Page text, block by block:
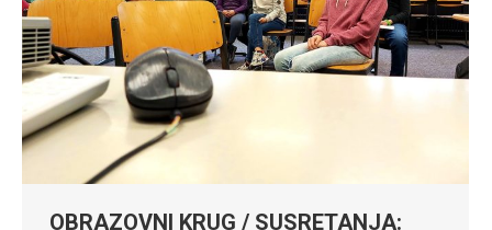
OBRAZOVNI KRUG / SUSRETANJA: